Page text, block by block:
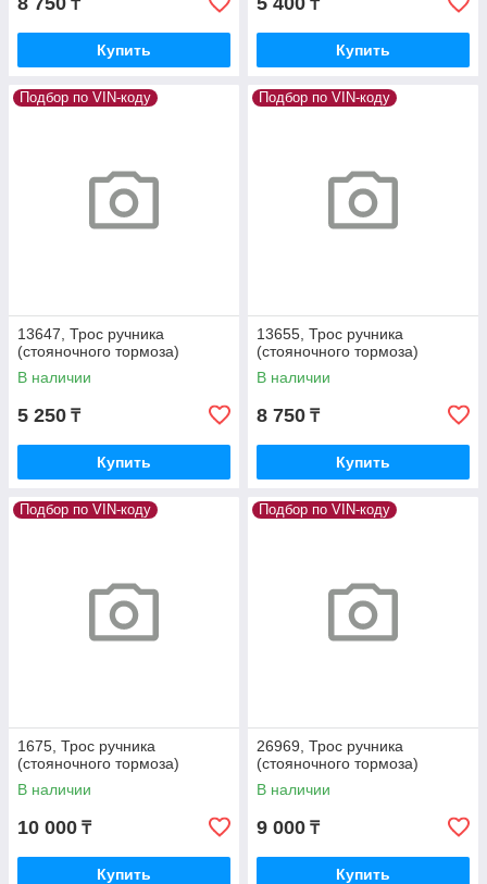
₸
Купить
₸
Купить
Подбор по VIN-коду
13647, Трос ручника
(стояночного тормоза)
В наличии
5 250 ₸
Купить
Подбор по VIN-коду
13655, Трос ручника
(стояночного тормоза)
В наличии
8 750 ₸
Купить
Подбор по VIN-коду
1675, Трос ручника
(стояночного тормоза)
В наличии
10 000 ₸
Купить
Подбор по VIN-коду
26969, Трос ручника
(стояночного тормоза)
В наличии
9 000 ₸
Купить